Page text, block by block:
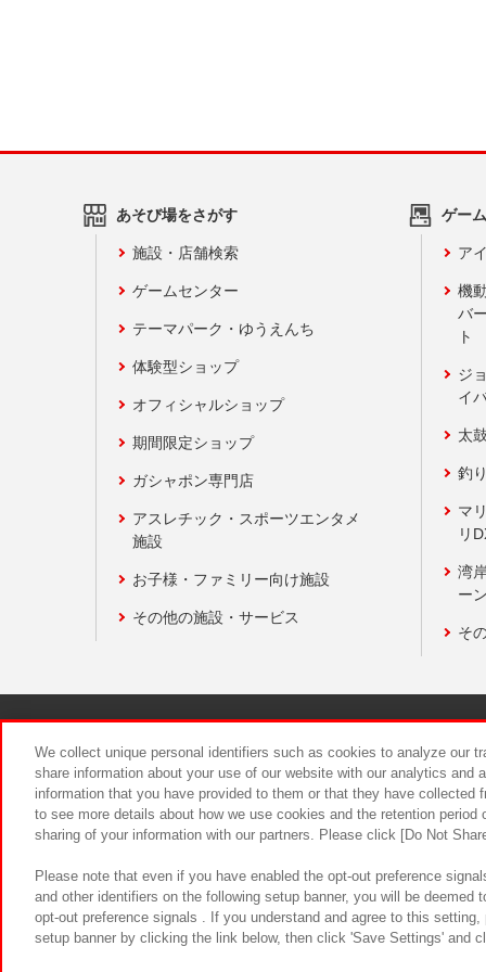
あそび場をさがす
施設・店舗検索
ゲームセンター
テーマパーク・ゆうえんち
体験型ショップ
オフィシャルショップ
期間限定ショップ
ガシャポン専門店
アスレチック・スポーツエンタメ
施設
お子様・ファミリー向け施設
その他の施設・サービス
ゲー
ア
機
バ
ト
ジ
イ
太
釣
マ
リ
湾
ー
そ
食品のご
We collect unique personal identifiers such as cookies to analyze our
share information about your use of our website with our analytics and
information that you have provided to them or that they have
to see more details about how we use cookies and the retention
sharing of your information with our partners. Please click [Do Not
Please note that even if you have enabled the opt-out preference
and other identifiers on the following setup banner, you will be
opt-out preference signals . If you understand and agree to this
setup banner by clicking the link below, then click 'Save Settings' and